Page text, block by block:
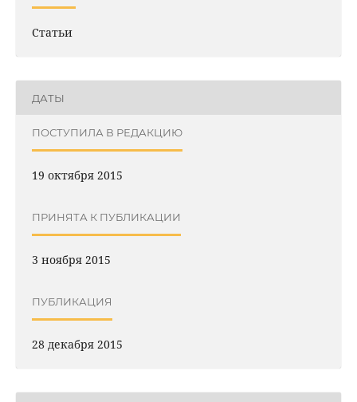
Статьи
ДАТЫ
ПОСТУПИЛА В РЕДАКЦИЮ
19 октября 2015
ПРИНЯТА К ПУБЛИКАЦИИ
3 ноября 2015
ПУБЛИКАЦИЯ
28 декабря 2015